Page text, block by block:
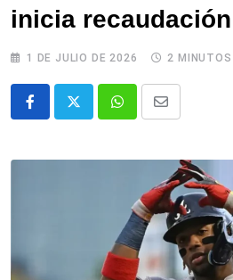
inicia recaudación
1 DE JULIO DE 2026 2
WhatsappComparte
email